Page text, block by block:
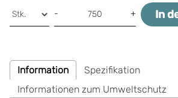
- + In
Information
Spezifikation
Informationen zum Umweltschutz